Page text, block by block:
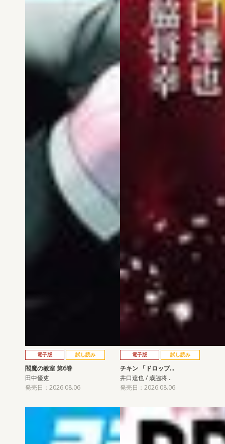
電子版 試し読み
閻魔の教室 第6巻
田中優吏
発売日：2026.08.06
電子版 試し読み
チキン 「ドロップ…
井口達也 / 歳脇将…
発売日：2026.08.06